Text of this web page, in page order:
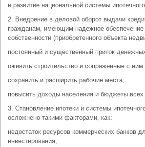
и развитие национальной системы
2. Внедрение в деловой оборот выдачи
гражданам, имеющим надежное обеспечение
собственности (приобретенного объекта
постоянный и существенный приток
оживить строительство и сопряженные с
сохранить и расширить рабочие места;
повысить доходы населения и бюджеты всех
3. Становление ипотеки и системы
осложнено такими факторами, как:
недостаток ресурсов коммерческих банков
инвестирования;